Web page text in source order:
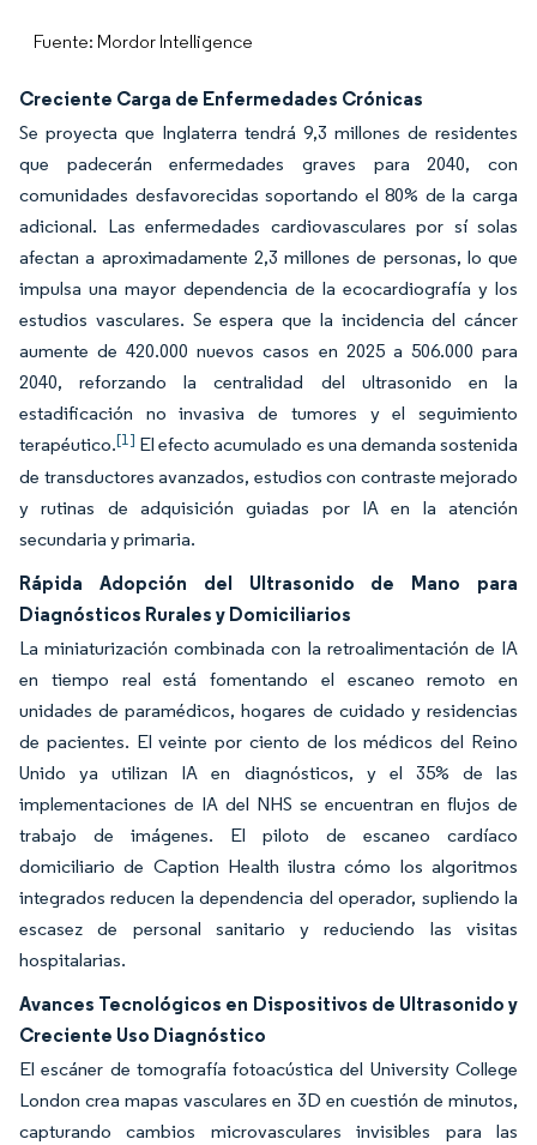
Fuente: Mordor Intelligence
Creciente Carga de Enfermedades Crónicas
Se proyecta que Inglaterra tendrá 9,3 millones de residentes
que padecerán enfermedades graves para 2040, con
comunidades desfavorecidas soportando el 80% de la carga
adicional. Las enfermedades cardiovasculares por sí solas
afectan a aproximadamente 2,3 millones de personas, lo que
impulsa una mayor dependencia de la ecocardiografía y los
estudios vasculares. Se espera que la incidencia del cáncer
aumente de 420.000 nuevos casos en 2025 a 506.000 para
2040, reforzando la centralidad del ultrasonido en la
estadificación no invasiva de tumores y el seguimiento
terapéutico.[1] El efecto acumulado es una demanda sostenida
de transductores avanzados, estudios con contraste mejorado
y rutinas de adquisición guiadas por IA en la atención
secundaria y primaria.
Rápida Adopción del Ultrasonido de Mano para
Diagnósticos Rurales y Domiciliarios
La miniaturización combinada con la retroalimentación de IA
en tiempo real está fomentando el escaneo remoto en
unidades de paramédicos, hogares de cuidado y residencias
de pacientes. El veinte por ciento de los médicos del Reino
Unido ya utilizan IA en diagnósticos, y el 35% de las
implementaciones de IA del NHS se encuentran en flujos de
trabajo de imágenes. El piloto de escaneo cardíaco
domiciliario de Caption Health ilustra cómo los algoritmos
integrados reducen la dependencia del operador, supliendo la
escasez de personal sanitario y reduciendo las visitas
hospitalarias.
Avances Tecnológicos en Dispositivos de Ultrasonido y
Creciente Uso Diagnóstico
El escáner de tomografía fotoacústica del University College
London crea mapas vasculares en 3D en cuestión de minutos,
capturando cambios microvasculares invisibles para las